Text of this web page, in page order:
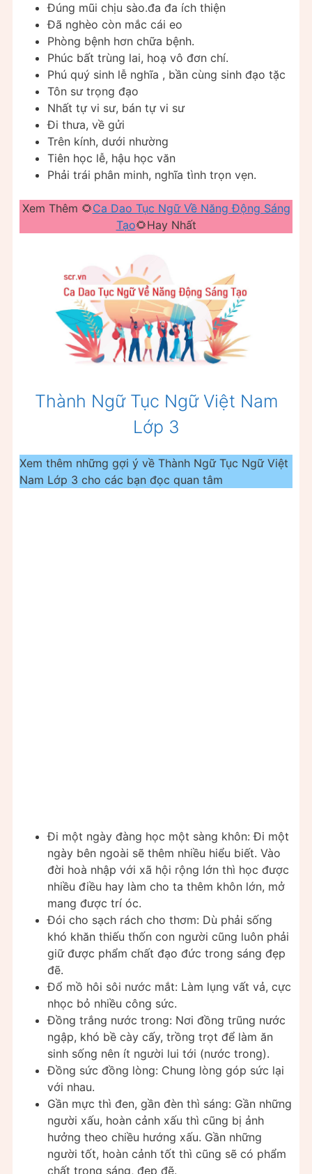
Đúng mũi chịu sào.đa đa ích thiện
Đã nghèo còn mắc cái eo
Phòng bệnh hơn chữa bệnh.
Phúc bất trùng lai, hoạ vô đơn chí.
Phú quý sinh lễ nghĩa , bần cùng sinh đạo tặc
Tôn sư trọng đạo
Nhất tự vi sư, bán tự vi sư
Đi thưa, về gửi
Trên kính, dưới nhường
Tiên học lễ, hậu học văn
Phải trái phân minh, nghĩa tình trọn vẹn.
Xem Thêm 🌻Ca Dao Tục Ngữ Về Năng Động Sáng
Tạo🌻Hay Nhất
Thành Ngữ Tục Ngữ Việt Nam
Lớp 3
Xem thêm những gợi ý về Thành Ngữ Tục Ngữ Việt
Nam Lớp 3 cho các bạn đọc quan tâm
Đi một ngày đàng học một sàng khôn: Đi một
ngày bên ngoài sẽ thêm nhiều hiểu biết. Vào
đời hoà nhập với xã hội rộng lớn thì học được
nhiều điều hay làm cho ta thêm khôn lớn, mở
mang được trí óc.
Đói cho sạch rách cho thơm: Dù phải sống
khó khăn thiếu thốn con người cũng luôn phải
giữ được phẩm chất đạo đức trong sáng đẹp
đẽ.
Đổ mồ hôi sôi nước mắt: Làm lụng vất vả, cực
nhọc bỏ nhiều công sức.
Đồng trắng nước trong: Nơi đồng trũng nước
ngập, khó bề cày cấy, trồng trọt để làm ăn
sinh sống nên ít người lui tới (nước trong).
Đồng sức đồng lòng: Chung lòng góp sức lại
với nhau.
Gần mực thì đen, gần đèn thì sáng: Gần những
người xấu, hoàn cảnh xấu thì cũng bị ảnh
hưởng theo chiều hướng xấu. Gần những
người tốt, hoàn cảnh tốt thì cũng sẽ có phẩm
chất trong sáng, đẹp đẽ.